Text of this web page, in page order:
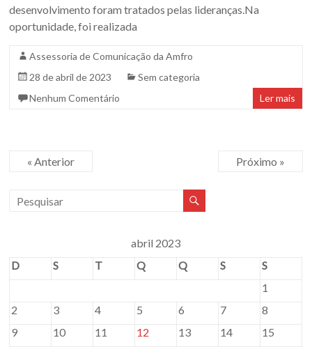
desenvolvimento foram tratados pelas lideranças.Na
oportunidade, foi realizada
Assessoria de Comunicação da Amfro
28 de abril de 2023
Sem categoria
Nenhum Comentário
Ler mais
« Anterior Próximo »
abril 2023
D
S T Q Q S
S
1
2
3 4 5 6 7
8
9
10 11 12 13 14
15